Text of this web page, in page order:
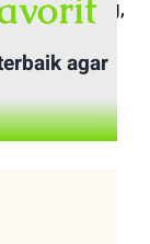
agar